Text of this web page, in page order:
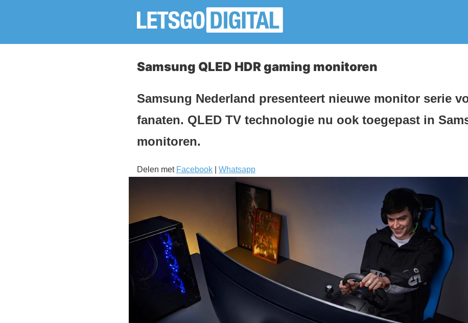
Samsung QLED HDR gaming monitoren
Samsung Nederland presenteert nieuwe monitor serie
fanaten. QLED TV technologie nu ook toegepast in
monitoren.
Delen met Facebook Whatsapp